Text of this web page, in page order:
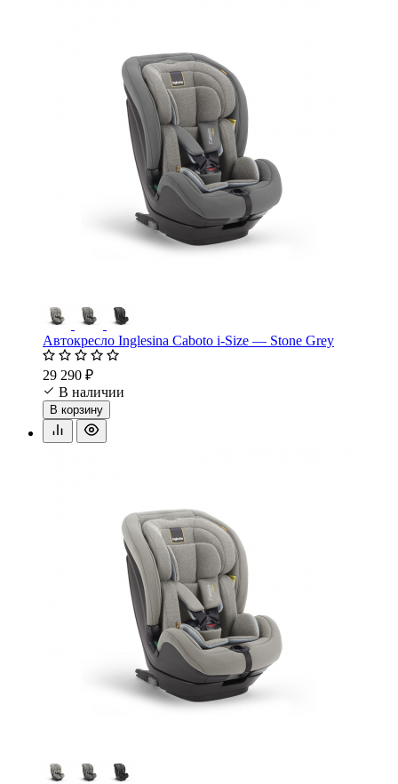
Автокресло Inglesina Caboto i-Size — Stone Grey
29 290 ₽
В наличии
В корзину